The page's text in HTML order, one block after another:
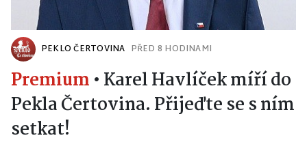
PEKLO ČERTOVINA PŘED 8 HODINAMI
Premium • Karel Havlíček míří do
Pekla Čertovina. Přijeďte se s ním
setkat!